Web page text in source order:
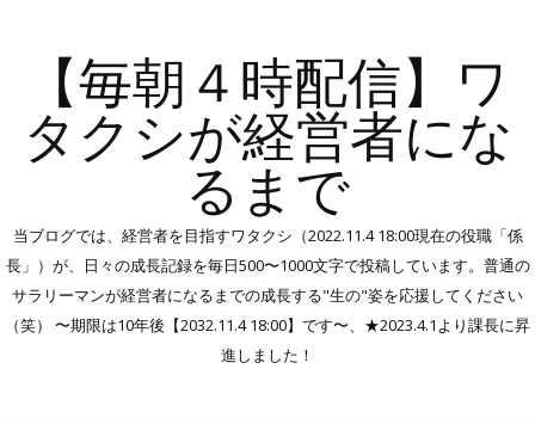
【毎朝４時配信】ワ
タクシが経営者にな
るまで
当ブログでは、経営者を目指すワタクシ（2022.11.4 18:00現在の役職「係
長」）が、日々の成長記録を毎日500〜1000文字で投稿しています。普通の
サラリーマンが経営者になるまでの成長する"生の"姿を応援してください
（笑） 〜期限は10年後【2032.11.4 18:00】です〜、★2023.4.1より課長に昇
進しました！